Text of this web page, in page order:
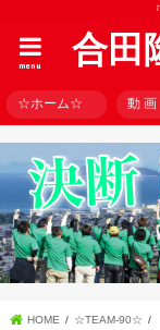
合田
menu
☆ホーム☆ 動 画
HOME
☆TEAM-90☆